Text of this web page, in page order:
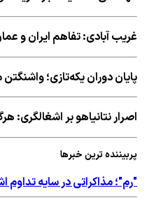
غریب آبادی: تفاهم ایران و
پایان دوران یکه‌تازی؛
اصرار نتانیاهو بر
پربیننده ترین خبرها
"رم"؛ مذاکراتی در سایه